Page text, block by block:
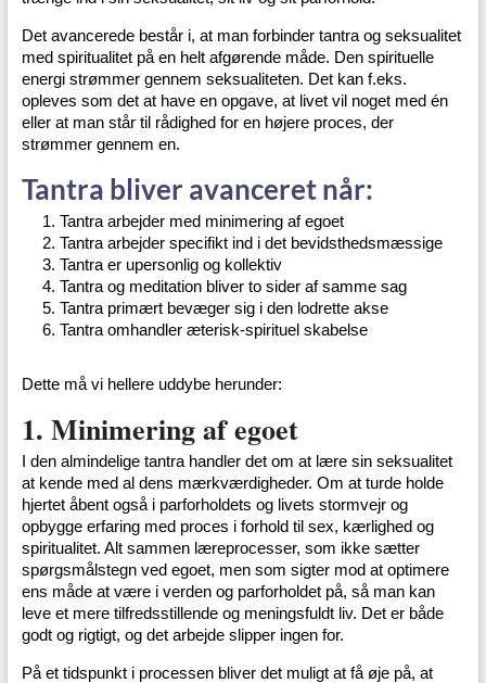
Det avancerede består i, at man forbinder tantra og seksualitet
med spiritualitet på en helt afgørende måde. Den spirituelle
energi strømmer gennem seksualiteten. Det kan f.eks.
opleves som det at have en opgave, at livet vil noget med én
eller at man står til rådighed for en højere proces, der
strømmer gennem en.
Tantra bliver avanceret når:
Tantra arbejder med minimering af egoet
Tantra arbejder specifikt ind i det bevidsthedsmæssige
Tantra er upersonlig og kollektiv
Tantra og meditation bliver to sider af samme sag
Tantra primært bevæger sig i den lodrette akse
Tantra omhandler æterisk-spirituel skabelse
Dette må vi hellere uddybe herunder:
1. Minimering af egoet
I den almindelige tantra handler det om at lære sin seksualitet
at kende med al dens mærkværdigheder. Om at turde holde
hjertet åbent også i parforholdets og livets stormvejr og
opbygge erfaring med proces i forhold til sex, kærlighed og
spiritualitet. Alt sammen læreprocesser, som ikke sætter
spørgsmålstegn ved egoet, men som sigter mod at optimere
ens måde at være i verden og parforholdet på, så man kan
leve et mere tilfredsstillende og meningsfuldt liv. Det er både
godt og rigtigt, og det arbejde slipper ingen for.
På et tidspunkt i processen bliver det muligt at få øje på, at